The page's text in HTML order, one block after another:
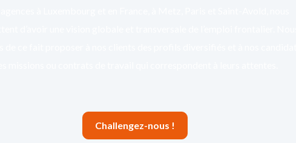
Challengez-nous !